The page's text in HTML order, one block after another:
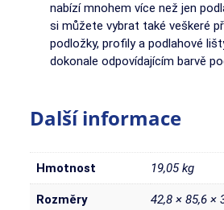
nabízí mnohem více než jen
si můžete vybrat také veškeré
podložky, profily a podlahové
dokonale odpovídajícím barvě
Další informace
Hmotnost 19,05 kg
Rozměry 42,8 × 85,6 ×